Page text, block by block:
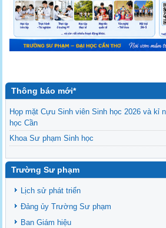
Thông báo mới*
Họp mặt Cựu Sinh viên Sinh học 2026 và kỉ
học Cần
Khoa Sư phạm Sinh học
Mời họp mặt Cựu Sinh viên Bộ môn Sư phạm
Trường Sư phạm
Lịch sử phát triển
Đảng ủy Trường Sư phạm
Ban Giám hiệu